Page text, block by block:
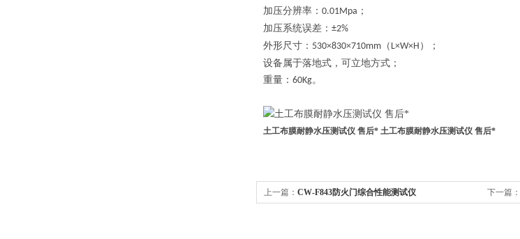
加压分辨率： 0.01Mpa ；
加压系统误差： ±2%
外形尺寸： 530×830×710mm （ L×W×H ）
；
设备属于落地式，可立地方式；
重量： 60Kg。
土工布膜耐静水压测试仪 售后* 土工布膜耐静水压测试仪 售后*
上一篇： CW-F843防火门综合性能测试仪 下一篇：